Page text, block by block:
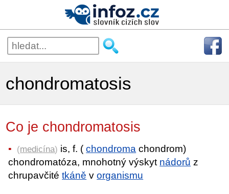
chondromatosis
Co je chondromatosis
(medicína) is, f. (chondroma chondrom)
chondromatóza, mnohotný výskyt nádorů z
chrupavčitétkáně vorganismu